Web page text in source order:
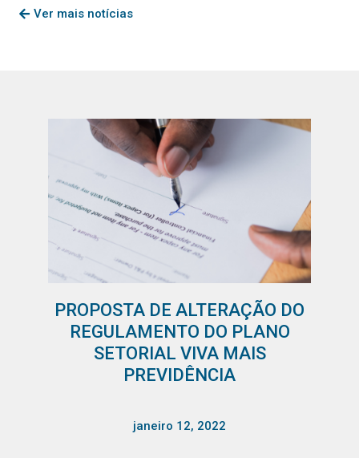
Ver mais notícias
PROPOSTA DE ALTERAÇÃO DO
REGULAMENTO DO PLANO
SETORIAL VIVA MAIS
PREVIDÊNCIA
janeiro 12, 2022
PagePagePagePagePage